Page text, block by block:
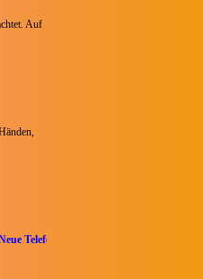
Auf
Telefonnummer: 0157/74943148